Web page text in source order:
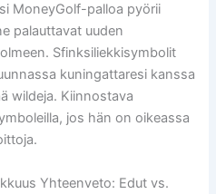
MoneyGolf-palloa pyörii
palauttavat uuden
Sfinksiliekkisymbolit
kuningattaresi kanssa
wildeja. Kiinnostava
jos hän on oikeassa
Yhteenveto: Edut vs.